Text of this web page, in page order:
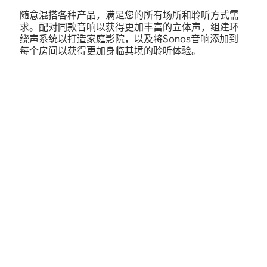
随意混搭各种产品，满足您的所有场所和聆听方式需
求。配对同款音响以获得更加丰富的立体声，组建环
绕声系统以打造家庭影院，以及将Sonos音响添加到
每个房间以获得更加身临其境的聆听体验。